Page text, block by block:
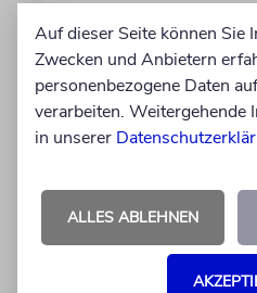
06.07.2026
Auf dieser Seite können Sie
Zwecken und Anbietern
personenbezogene Daten
verarbeiten. Weitergehende
in unserer
ALLES ABLEHNEN